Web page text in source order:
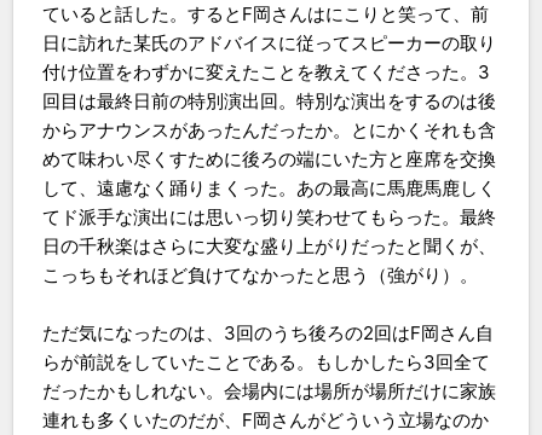
ていると話した。するとF岡さんはにこりと笑って、前
日に訪れた某氏のアドバイスに従ってスピーカーの取り
付け位置をわずかに変えたことを教えてくださった。3
回目は最終日前の特別演出回。特別な演出をするのは後
からアナウンスがあったんだったか。とにかくそれも含
めて味わい尽くすために後ろの端にいた方と座席を交換
して、遠慮なく踊りまくった。あの最高に馬鹿馬鹿しく
てド派手な演出には思いっ切り笑わせてもらった。最終
日の千秋楽はさらに大変な盛り上がりだったと聞くが、
こっちもそれほど負けてなかったと思う（強がり）。
ただ気になったのは、3回のうち後ろの2回はF岡さん自
らが前説をしていたことである。もしかしたら3回全て
だったかもしれない。会場内には場所が場所だけに家族
連れも多くいたのだが、F岡さんがどういう立場なのか